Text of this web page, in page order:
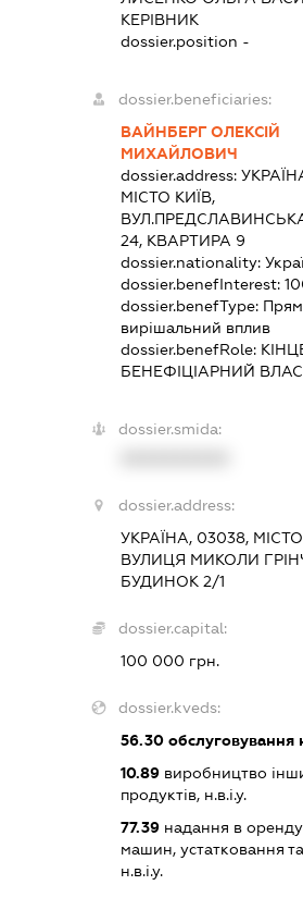
КЕРІВНИК
dossier.position -
dossier.beneficiaries:
ВАЙНБЕРГ ОЛЕКСІЙ
МИХАЙЛОВИЧ
dossier.address:
МІСТО КИЇВ,
24, КВАРТИРА 9
dossier.nationality:
dossier.benefInterest:
dossier.benefType:
вирішальний вплив
dossier.benefRole:
БЕНЕФІЦІАРНИЙ
dossier.smida:
dossier.address:
УКРАЇНА, 03038,
ВУЛИЦЯ МИКОЛИ
БУДИНОК 2/1
dossier.capital:
100 000 грн.
dossier.kveds:
56.30 обслуговування
10.89 виробництво
продуктів, н.в.і.у.
77.39 надання в
машин, устатковання
н.в.і.у.